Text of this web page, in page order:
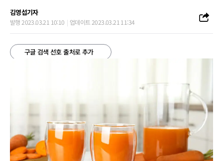
김영섭기자
발행 2023.03.21 10:10 업데이트 2023.03.21 11:34
구글 검색 선호 출처로 추가